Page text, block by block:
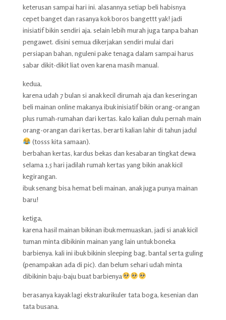
keterusan sampai hari ini. alasannya setiap beli habisnya
cepet banget dan rasanya kok boros bangettt yak! jadi
inisiatif bikin sendiri aja. selain lebih murah juga tanpa bahan
pengawet. disini semua dikerjakan sendiri mulai dari
persiapan bahan, nguleni pake tenaga dalam sampai harus
sabar dikit-dikit liat oven karena masih manual.
kedua,
karena udah 7 bulan si anak kecil dirumah aja dan keseringan
beli mainan online makanya ibuk inisiatif bikin orang-orangan
plus rumah-rumahan dari kertas. kalo kalian dulu pernah main
orang-orangan dari kertas, berarti kalian lahir di tahun jadul
(tosss kita samaan).
berbahan kertas, kardus bekas dan kesabaran tingkat dewa
selama 1,5 hari jadilah rumah kertas yang bikin anak kicil
kegirangan.
ibuk senang bisa hemat beli mainan, anak juga punya mainan
baru!
ketiga,
karena hasil mainan bikinan ibuk memuaskan, jadi si anak kicil
tuman minta dibikinin mainan yang lain untuk boneka
barbienya. kali ini ibuk bikinin sleeping bag, bantal serta guling
(penampakan ada di pic). dan belum sehari udah minta
dibikinin baju-baju buat barbienya
berasanya kayak lagi ekstrakurikuler tata boga, kesenian dan
tata busana.